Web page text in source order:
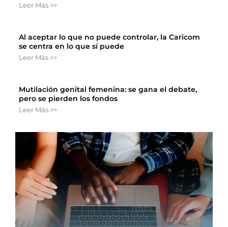
Leer Más >>
Al aceptar lo que no puede controlar, la Caricom
se centra en lo que sí puede
Leer Más >>
Mutilación genital femenina: se gana el debate,
pero se pierden los fondos
Leer Más >>